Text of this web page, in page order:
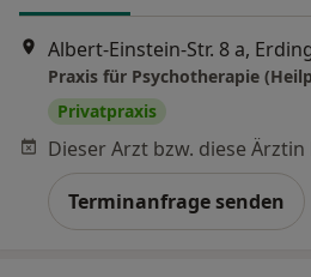
Albert-Einstein-Str. 8 a,
Praxis für Psychotherapie
Privatpraxis
Terminanfrage senden